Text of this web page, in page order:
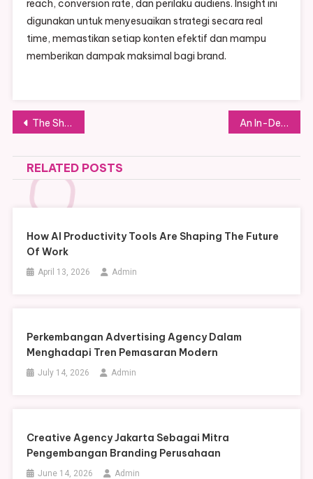
reach, conversion rate, dan perilaku audiens. Insight ini
digunakan untuk menyesuaikan strategi secara real
time, memastikan setiap konten efektif dan mampu
memberikan dampak maksimal bagi brand.
Post
navigation
The Shaolin Spiritual Bracelet Unveiled: Journey into Tradition and Inner Peace An In-Depth Look at Pre-Owned Mercedes-Benz Cars Available in Sydney
RELATED POSTS
How AI Productivity Tools Are Shaping The Future
Of Work
April 13, 2026 Admin
Perkembangan Advertising Agency Dalam
Menghadapi Tren Pemasaran Modern
July 14, 2026 Admin
Creative Agency Jakarta Sebagai Mitra
Pengembangan Branding Perusahaan
June 14, 2026 Admin